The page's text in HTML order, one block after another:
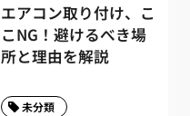
エアコン取り付け、こ
こNG！避けるべき場
所と理由を解説
未分類